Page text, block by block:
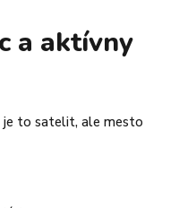
a aktívny
je to satelit, ale mesto